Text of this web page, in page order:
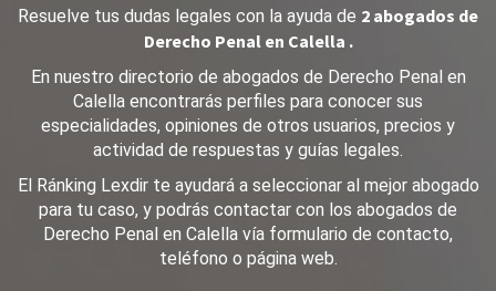
Resuelve tus dudas legales con la ayuda de 2 abogados de
Derecho Penal en Calella .
En nuestro directorio de abogados de Derecho Penal en
Calella encontrarás perfiles para conocer sus
especialidades, opiniones de otros usuarios, precios y
actividad de respuestas y guías legales.
El Ránking Lexdir te ayudará a seleccionar al mejor abogado
para tu caso, y podrás contactar con los abogados de
Derecho Penal en Calella vía formulario de contacto,
teléfono o página web.